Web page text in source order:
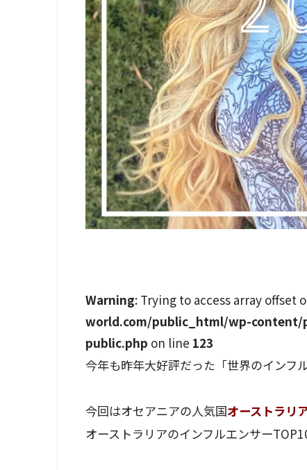
Warning: Trying to access array offset
world.com/public_html/wp-
public.php on line 123
今年も昨年大好評だった「世界のインフ
今回はオセアニアの人気国オーストラリ
オーストラリアのインフルエンサー